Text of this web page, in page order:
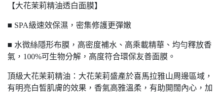
【大花茉莉精油透白面膜】
■ SPA級速效保濕，密集修護更彈嫩
■ 水微絲隱形布膜，高密度補水、高乘載精華、均勻釋放香
氣，100%可生物分解，高度符合環保友善面膜。
頂級大花茉莉精油：大花茉莉盛產於喜馬拉雅山周邊區域，
有明亮白皙肌膚的效果，香氣高雅溫柔，有助開闊內心，加